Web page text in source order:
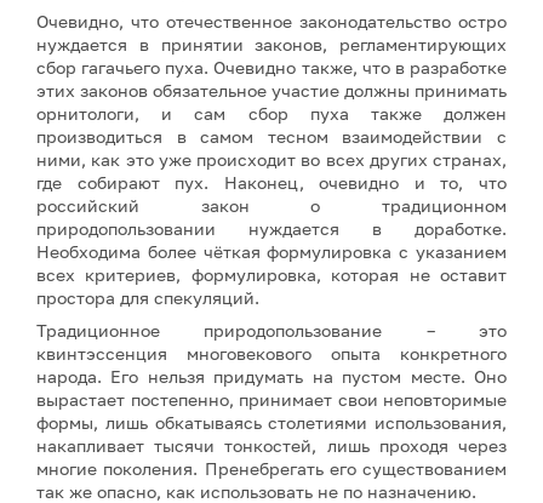
Очевидно, что отечественное законодательство остро
нуждается в принятии законов, регламентирующих
сбор гагачьего пуха. Очевидно также, что в разработке
этих законов обязательное участие должны принимать
орнитологи, и сам сбор пуха также должен
производиться в самом тесном взаимодействии с
ними, как это уже происходит во всех других странах,
где собирают пух. Наконец, очевидно и то, что
российский закон о традиционном
природопользовании нуждается в доработке.
Необходима более чёткая формулировка с указанием
всех критериев, формулировка, которая не оставит
простора для спекуляций.
Традиционное природопользование – это
квинтэссенция многовекового опыта конкретного
народа. Его нельзя придумать на пустом месте. Оно
вырастает постепенно, принимает свои неповторимые
формы, лишь обкатываясь столетиями использования,
накапливает тысячи тонкостей, лишь проходя через
многие поколения. Пренебрегать его существованием
так же опасно, как использовать не по назначению.